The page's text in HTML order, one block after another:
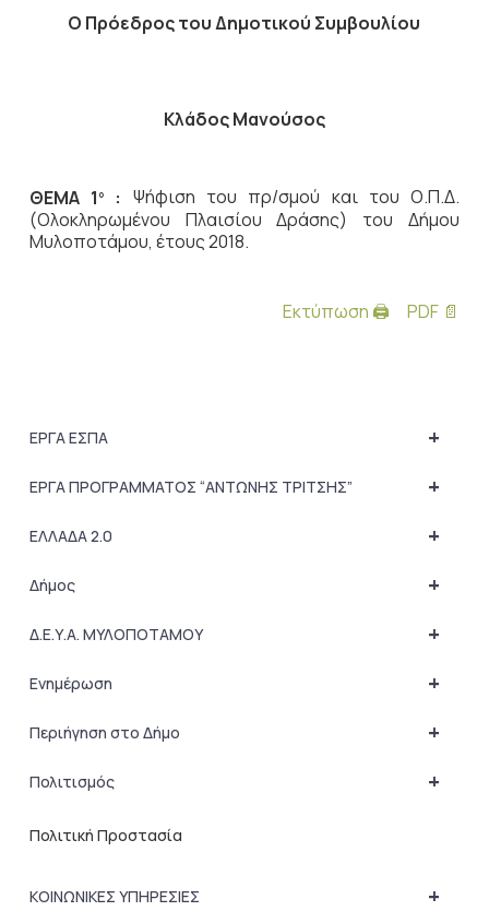
Ο Πρόεδρος του Δημοτικού Συμβουλίου
Κλάδος Μανούσος
ΘΕΜΑ 1 ο : Ψήφιση του πρ/σμού και του Ο.Π.Δ.
(Ολοκληρωμένου Πλαισίου Δράσης) του Δήμου
Μυλοποτάμου, έτους 2018.
Εκτύπωση 🖨 PDF 📄
+
ΕΡΓΑ ΕΣΠΑ
+
ΕΡΓΑ ΠΡΟΓΡΑΜΜΑΤΟΣ “ΑΝΤΩΝΗΣ ΤΡΙΤΣΗΣ”
+
ΕΛΛΑΔΑ 2.0
+
Δήμος
+
Δ.Ε.Υ.Α. ΜΥΛΟΠΟΤΑΜΟΥ
+
Ενημέρωση
+
Περιήγηση στο Δήμο
+
Πολιτισμός
Πολιτική Προστασία
+
ΚΟΙΝΩΝΙΚΕΣ ΥΠΗΡΕΣΙΕΣ